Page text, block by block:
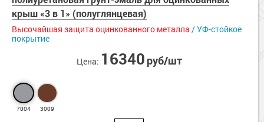
Сопутствующие товары
Морозостойкие краски для металла
Морозостойкие краски для фасада
Сопутствующие товары
крыш «3 в 1» (полуглянцевая)
Высочайшая защита оцинкованного металла / УФ-стойкое
покрытие
Цена: 16340 руб/шт
7004 3009